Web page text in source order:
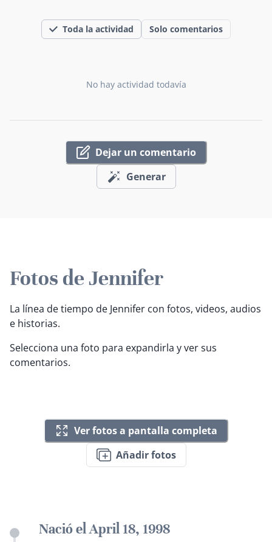
Toda la actividad Solo comentarios
No hay actividad todavía
Dejar un comentario
Generar
Fotos de Jennifer
La línea de tiempo de Jennifer con fotos, videos, audios
e historias.
Selecciona una foto para expandirla y ver sus
comentarios.
Ver fotos a pantalla completa
Añadir fotos
Nació el April 18, 1998